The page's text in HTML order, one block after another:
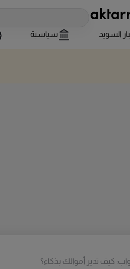
السويد سياسية
كيف تدير أموالك بذكاء؟